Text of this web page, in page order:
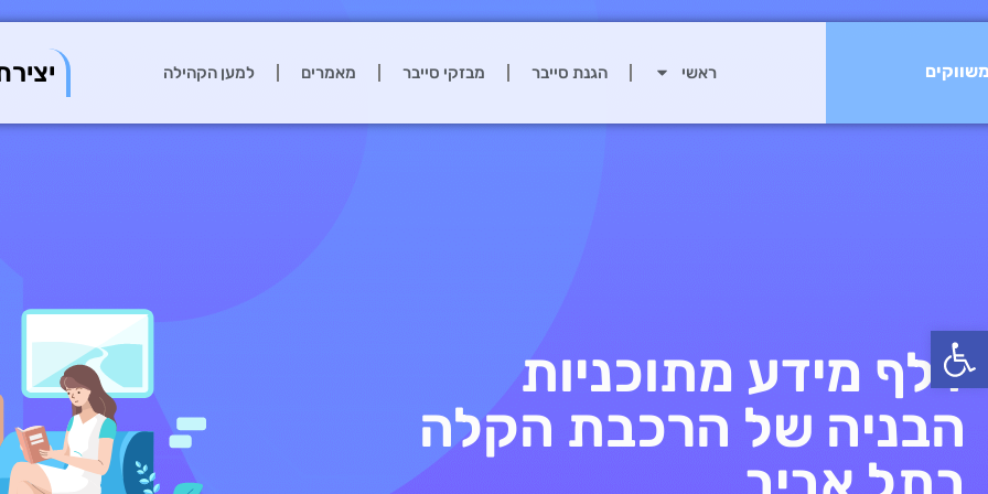
פתח סרגל נגישות
ראשי הגנת סייבר מבזקי סייבר מאמרים למען הקהילה
דלף מידע מתוכניות
הבניה של הרכבת הקלה